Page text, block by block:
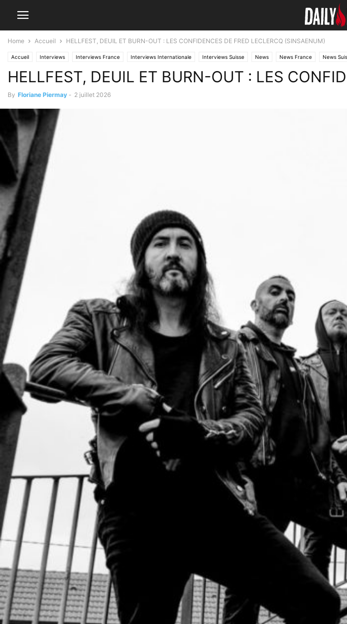
Home Accueil HELLFEST, DEUIL ET BURN-OUT : LES CONFIDENCES DE FRED LECLERCQ (SINSAENUM)
Accueil Interviews Interviews France Interviews Internationale Interviews Suisse News News France News
HELLFEST, DEUIL ET BURN-OUT : LES
By Floriane Piermay - 2 juillet 2026